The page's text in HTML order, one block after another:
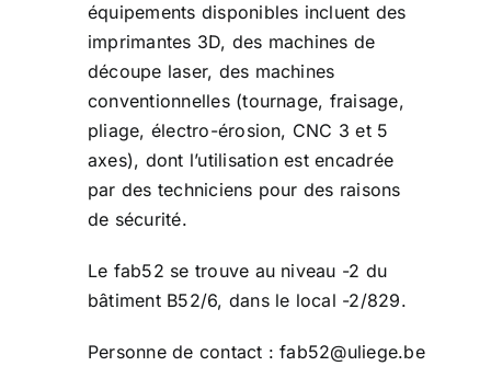
équipements disponibles incluent des
imprimantes 3D, des machines de
découpe laser, des machines
conventionnelles (tournage, fraisage,
pliage, électro-érosion, CNC 3 et 5
axes), dont l’utilisation est encadrée
par des techniciens pour des raisons
de sécurité.
Le fab52 se trouve au niveau -2 du
bâtiment B52/6, dans le local -2/829.
Personne de contact :fab52@uliege.be